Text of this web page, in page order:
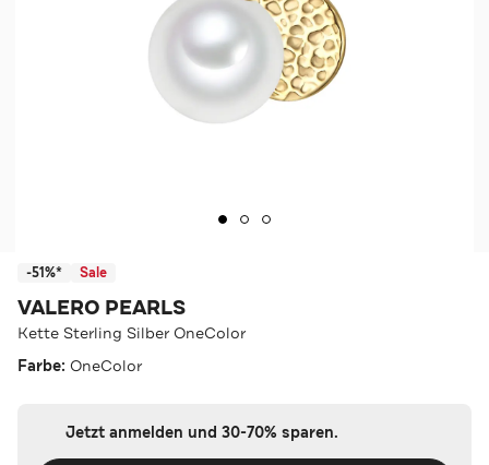
-51%* Sale
VALERO PEARLS
Kette Sterling Silber OneColor
Farbe: OneColor
Jetzt anmelden und 30-70% sparen.